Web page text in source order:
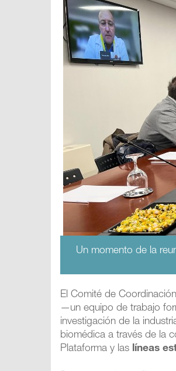
Un momento de la
El Comité de
—un equipo de trabajo
investigación de la
biomédica a través de la
Plataforma y las líneas